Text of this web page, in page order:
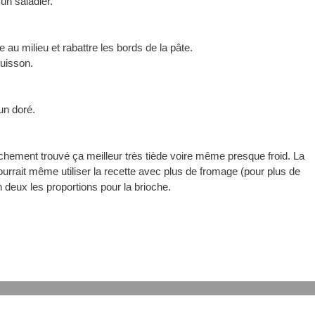
au milieu et rabattre les bords de la pâte.
doré.
trouvé ça meilleur très tiède voire même presque froid. La
même utiliser la recette avec plus de fromage (pour plus de
les proportions pour la brioche.